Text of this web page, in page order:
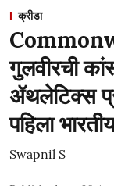
क्रीडा
गुलवीरची
ॲथलेटिक्स
पहिला
Swapnil S